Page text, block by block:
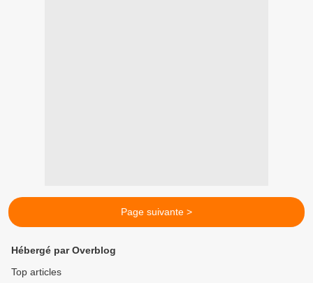
Page suivante >
Hébergé par Overblog
Top articles